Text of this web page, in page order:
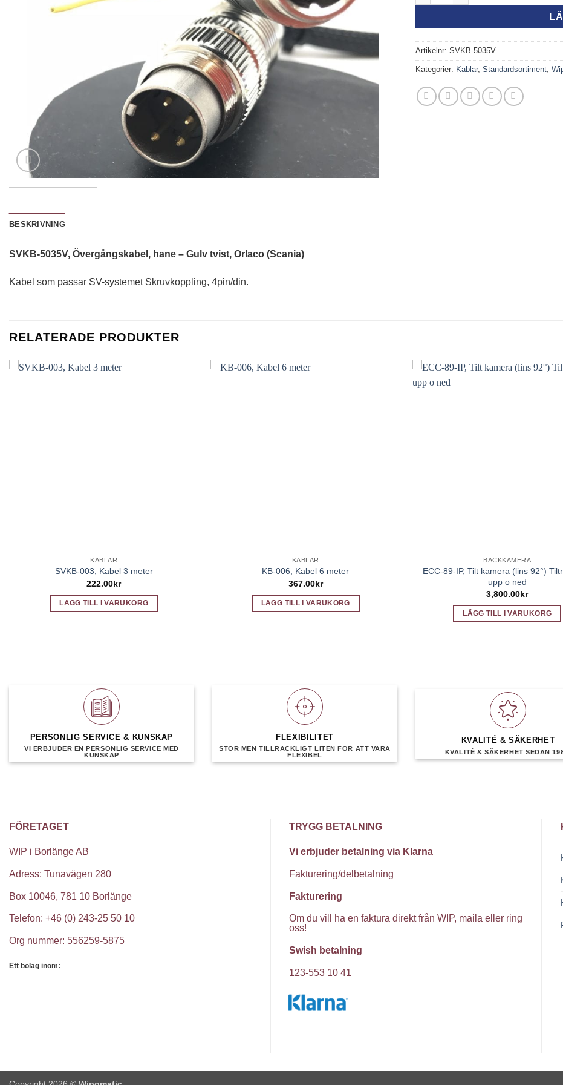
Artikelnr: SVKB-5035V
Kategorier: Kablar, Standardsortiment
BESKRIVNING
SVKB-5035V, Övergångskabel, hane – Gulv tvist, Orlaco (Scania)
Kabel som passar SV-systemet Skruvkoppling, 4pin/din.
RELATERADE PRODUKTER
KABLAR
SVKB-003, Kabel 3 meter
222.00kr
LÄGG TILL I VARUKORG
KABLAR
KB-006, Kabel 6 meter
367.00kr
LÄGG TILL I VARUKORG
BACKKAMERA
ECC-89-IP, Tilt kamera (lins 92°)
upp o ned
3,800.00kr
LÄGG TILL I VARUKORG
PERSONLIG SERVICE & KUNSKAP
VI ERBJUDER EN PERSONLIG SERVICE MED
KUNSKAP
FLEXIBILITET
STOR MEN TILLRÄCKLIGT LITEN FÖR ATT VARA
FLEXIBEL
KVALITÉ & SÄKERHET
KVALITÉ & SÄKERHET SEDAN
FÖRETAGET
WIP i Borlänge AB
Adress: Tunavägen 280
Box 10046, 781 10 Borlänge
Telefon: +46 (0) 243-25 50 10
Org nummer: 556259-5875
Ett bolag inom:
TRYGG BETALNING
Vi erbjuder betalning via Klarna
Fakturering/delbetalning
Fakturering
Om du vill ha en faktura direkt från WIP, maila eller ring
oss!
Swish betalning
123-553 10 41